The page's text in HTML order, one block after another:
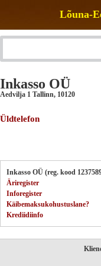
Lõuna-
Inkasso OÜ
Aedvilja 1 Tallinn, 10120
Üldtelefon
Inkasso OÜ (reg. kood
Äriregister
Inforegister
Käibemaksukohustuslane?
Krediidiinfo